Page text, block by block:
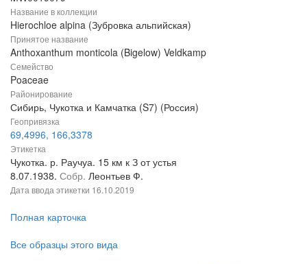
Название в коллекции
Hierochloe alpina (Зубровка альпийская)
Принятое название
Anthoxanthum monticola (Bigelow) Veldkamp
Семейство
Poaceae
Районирование
Сибирь, Чукотка и Камчатка (S7) (Россия)
Геопривязка
69,4996, 166,3378
Этикетка
Чукотка. р. Раучуа. 15 км к З от устья
8.07.1938. Собр. Леонтьев Ф.
Дата ввода этикетки 16.10.2019
Полная карточка
Все образцы этого вида